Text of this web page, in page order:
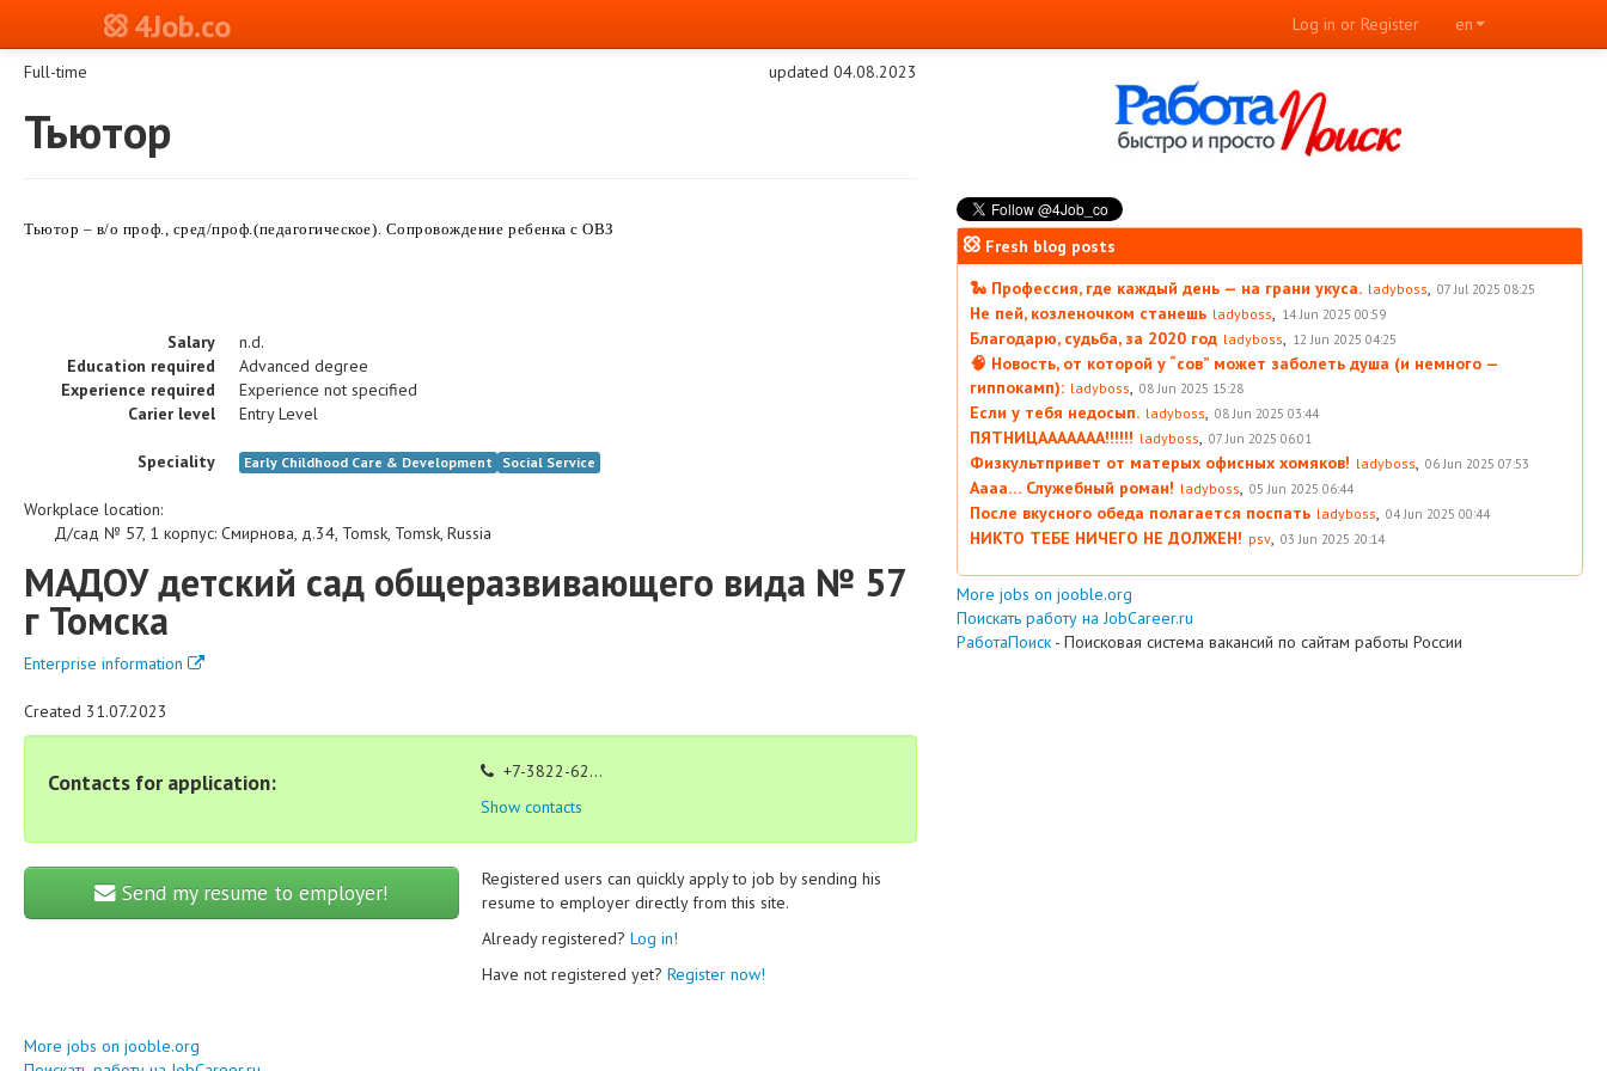
4Job.co en
Log in or Register
Full-time updated 04.08.2023
Тьютор
Тьютор – в/о проф., сред/проф.(педагогическое). Сопровождение ребенка с ОВЗ
Salary
n.d.
Education required
Advanced degree
Experience required
Experience not specified
Carier level
Entry Level
Speciality Early Childhood Care & Development Social Service
Workplace location:
Д/сад № 57, 1 корпус: Смирнова, д.34, Tomsk, Tomsk, Russia
МАДОУ детский сад общеразвивающего вида № 57
г Томска
Enterprise information
Created 31.07.2023
Contacts for application:
+7-3822-62...
Show contacts
Send my resume to employer!
Registered users can quickly apply to job by sending his
resume to employer directly from this site.
Already registered? Log in!
Have not registered yet? Register now!
More jobs on jooble.org
Fresh blog posts
🐍 Профессия, где каждый день — на грани укуса. ladyboss, 07 Jul 2025 08:25
Не пей, козленочком станешь ladyboss, 14 Jun 2025 00:59
Благодарю, судьба, за 2020 год ladyboss, 12 Jun 2025 04:25
🧠 Новость, от которой у “сов” может заболеть душа (и немного —
гиппокамп): ladyboss, 08 Jun 2025 15:28
Если у тебя недосып. ladyboss, 08 Jun 2025 03:44
ПЯТНИЦААААААА!!!!!! ladyboss, 07 Jun 2025 06:01
Физкультпривет от матерых офисных хомяков! ladyboss, 06 Jun 2025 07:53
Аааа… Служебный роман! ladyboss, 05 Jun 2025 06:44
После вкусного обеда полагается поспать ladyboss, 04 Jun 2025 00:44
НИКТО ТЕБЕ НИЧЕГО НЕ ДОЛЖЕН! psv, 03 Jun 2025 20:14
More jobs on jooble.org
Поискать работу на JobCareer.ru
РаботаПоиск - Поисковая система вакансий по сайтам работы России